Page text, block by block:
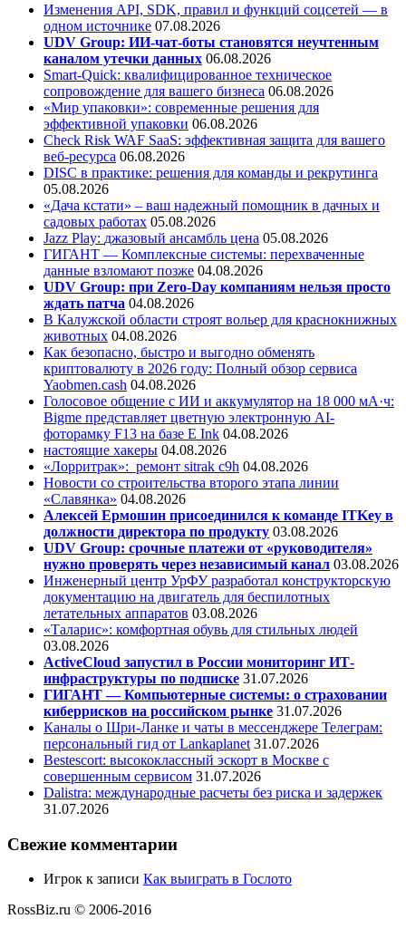
Изменения API, SDK, правил и функций соцсетей — в
одном источнике 07.08.2026
UDV Group: ИИ-чат-боты становятся неучтенным
каналом утечки данных 06.08.2026
Smart-Quick: квалифицированное техническое
сопровождение для вашего бизнеса 06.08.2026
«Мир упаковки»: современные решения для
эффективной упаковки 06.08.2026
Check Risk WAF SaaS: эффективная защита для вашего
веб-ресурса 06.08.2026
DISC в практике: решения для команды и рекрутинга
05.08.2026
«Дача кстати» – ваш надежный помощник в дачных и
садовых работах 05.08.2026
Jazz Play: джазовый ансамбль цена 05.08.2026
ГИГАНТ — Комплексные системы: перехваченные
данные взломают позже 04.08.2026
UDV Group: при Zero-Day компаниям нельзя просто
ждать патча 04.08.2026
В Калужской области строят вольер для краснокнижных
животных 04.08.2026
Как безопасно, быстро и выгодно обменять
криптовалюту в 2026 году: Полный обзор сервиса
Yaobmen.cash 04.08.2026
Голосовое общение с ИИ и аккумулятор на 18 000 мА·ч:
Bigme представляет цветную электронную AI-
фоторамку F13 на базе E Ink 04.08.2026
настоящие хакеры 04.08.2026
«Лорритрак»: ремонт sitrak c9h 04.08.2026
Новости со строительства второго этапа линии
«Славянка» 04.08.2026
Алексей Ермошин присоединился к команде ITKey в
должности директора по продукту 03.08.2026
UDV Group: срочные платежи от «руководителя»
нужно проверять через независимый канал 03.08.2026
Инженерный центр УрФУ разработал конструкторскую
документацию на двигатель для беспилотных
летательных аппаратов 03.08.2026
«Таларис»: комфортная обувь для стильных людей
03.08.2026
ActiveCloud запустил в России мониторинг ИТ-
инфраструктуры по подписке 31.07.2026
ГИГАНТ — Компьютерные системы: о страховании
киберрисков на российском рынке 31.07.2026
Каналы о Шри-Ланке и чаты в мессенджере Телеграм:
персональный гид от Lankaplanet 31.07.2026
Bestescort: высококлассный эскорт в Москве с
совершенным сервисом 31.07.2026
Dalistra: международные расчеты без риска и задержек
31.07.2026
Свежие комментарии
Игрок к записи Как выиграть в Гослото
RossBiz.ru © 2006-2016